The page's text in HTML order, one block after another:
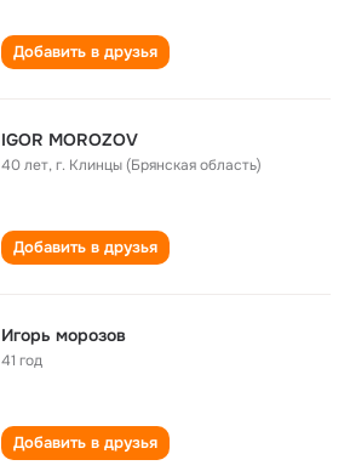
Добавить в друзья
IGOR MOROZOV
40 лет,г. Клинцы (Брянская область)
Добавить в друзья
Игорь морозов
41 год
Добавить в друзья